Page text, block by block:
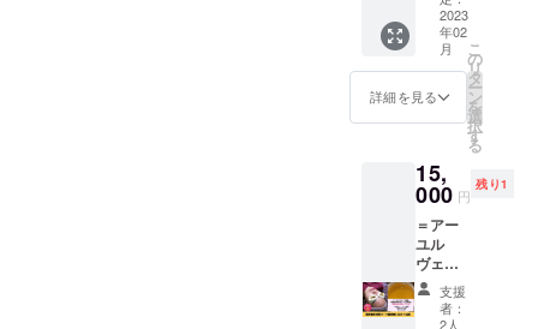
月まで
にお願
いいた
す。 カ
ラダい
チン 〒
547-
阪市平
野区平
野東1-
8-6 商売
農場内
グニス
パイス
ナッ
ツ・ス
イート
料：
アーモ
（アメ
リカ
産）、
カ
シュー
ナッツ
オイル
と非加
熱はち
みつで
イーツ
にしま
した。
若返り
のエネ
ルギー
たっぷ
りのサ
回）】
マチコ
さんに
よる
アーユ
ル
ダ施術
の「上
半身
コース
回数
権」で
す。 商
売農場
で開催
2023
年02
月
詳細を見る
こ
の
リ
タ
ー
ン
を
選
択
す
る
15,
000 円
残り1
＝アー
ユル
ヴェー
ダ施術
＝ 【眼
精疲労
支援
者：
2人